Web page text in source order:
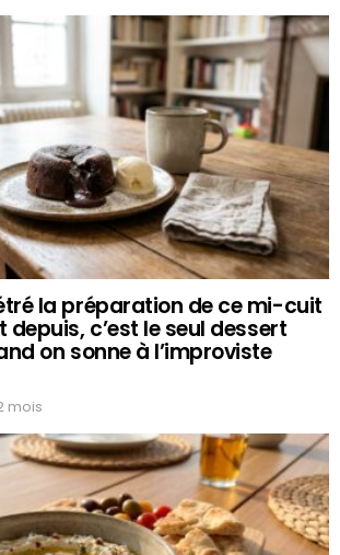
la préparation de ce mi-cuit
c’est le seul dessert
on sonne à l’improviste
mois